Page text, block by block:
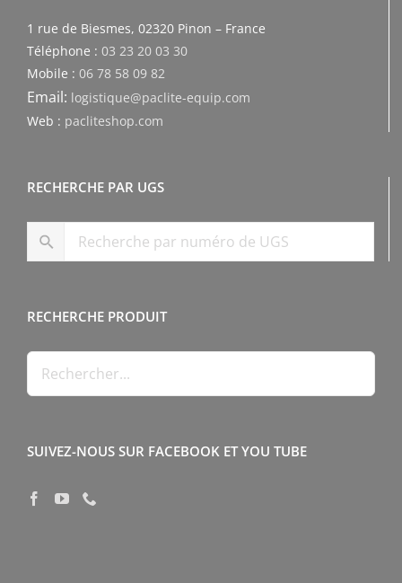
1 rue de Biesmes, 02320 Pinon – France
Téléphone : 03 23 20 03 30
Mobile : 06 78 58 09 82
Email: logistique@paclite-equip.com
Web : pacliteshop.com
RECHERCHE PAR UGS
RECHERCHE PRODUIT
SUIVEZ-NOUS SUR FACEBOOK ET YOU TUBE